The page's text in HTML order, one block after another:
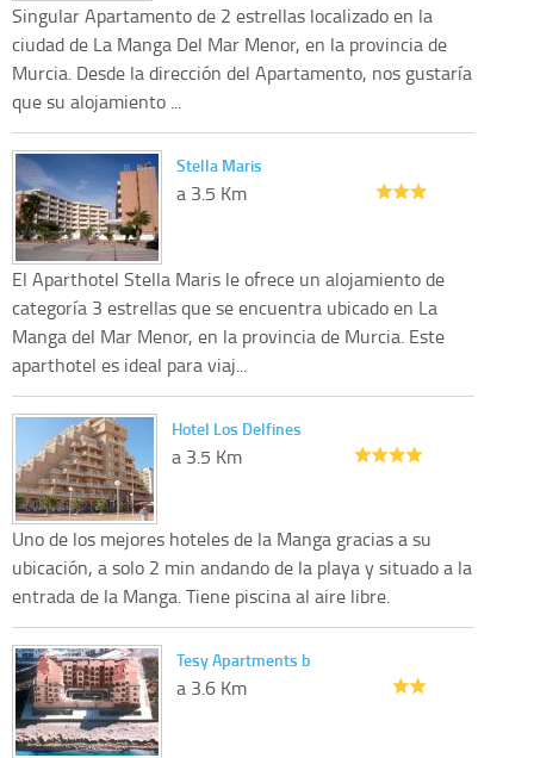
Singular Apartamento de 2 estrellas localizado en la
ciudad de La Manga Del Mar Menor, en la provincia de
Murcia. Desde la dirección del Apartamento, nos gustaría
que su alojamiento ...
Stella Maris
a 3.5 Km
El Aparthotel Stella Maris le ofrece un alojamiento de
categoría 3 estrellas que se encuentra ubicado en La
Manga del Mar Menor, en la provincia de Murcia. Este
aparthotel es ideal para viaj...
Hotel Los Delfines
a 3.5 Km
Uno de los mejores hoteles de la Manga gracias a su
ubicación, a solo 2 min andando de la playa y situado a la
entrada de la Manga. Tiene piscina al aire libre.
Tesy Apartments b
a 3.6 Km